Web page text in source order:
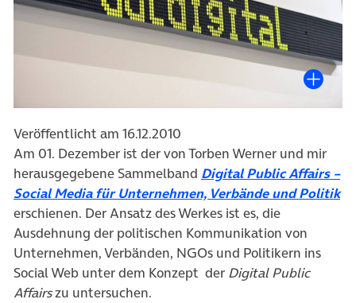
Veröffentlicht am 16.12.2010
Am 01. Dezember ist der von Torben Werner und mir
herausgegebene Sammelband Digital(öffnet in neuem
Public Affairs –
Social Media für Unternehmen, Verbände und Politik
erschienen. Der Ansatz des Werkes ist es, die
Ausdehnung der politischen Kommunikation von
Unternehmen, Verbänden, NGOs und Politikern ins
Social Web unter dem Konzept der Digital Public
Affairszu untersuchen.